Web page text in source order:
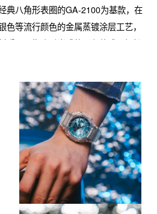
典八角形表圈的GA-2100为基款，在
等流行颜色的金属蒸镀涂层工艺，
质，以街头时尚感的配色款式，轻松